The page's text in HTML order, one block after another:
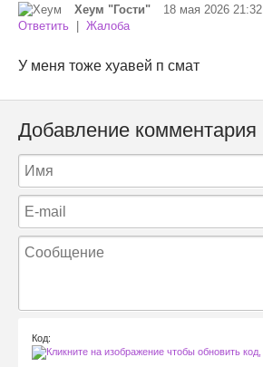
Хеум "Гости" 18 мая 2026 21:32
Ответить
Жалоба
У меня тоже хуавей п смат
Добавление комментария
Код: